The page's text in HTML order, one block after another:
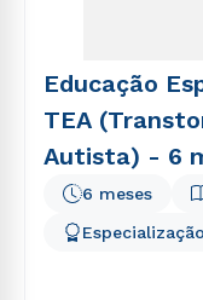
Educação
TEA
Autista) - 6
6 meses
Especialização